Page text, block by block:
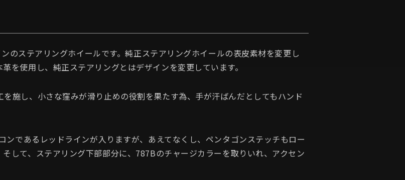
のステアリングホイールです。純正ステアリングホイールの表皮素材を変更し
を使用し、純正ステアリングとはデザインを変更しています。
施し、小さな窪みが滑り止めの役割を果たす為、手が汗ばんだとしてもハンド
であるレッドラインが入りますが、あえてなくし、ペンタゴンステッチもロー
して、ステアリング下部部分に、787Bのチャージカラーを取りいれ、アクセン